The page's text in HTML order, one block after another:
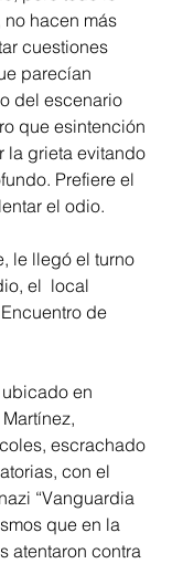
no hacen más
cuestiones
parecían
del escenario
que esintención
la grieta evitando
Prefiere el
el odio.
le llegó el turno
el  local
de
en
escrachado
con el
“Vanguardia
que en la
atentaron contra